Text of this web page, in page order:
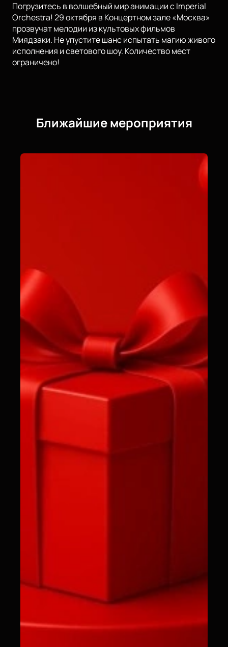
Погрузитесь в волшебный мир анимации с Imperial
Orchestra! 29 октября в Концертном зале «Москва»
прозвучат мелодии из культовых фильмов
Миядзаки. Не упустите шанс испытать магию живого
исполнения и светового шоу. Количество мест
ограничено!
Ближайшие мероприятия